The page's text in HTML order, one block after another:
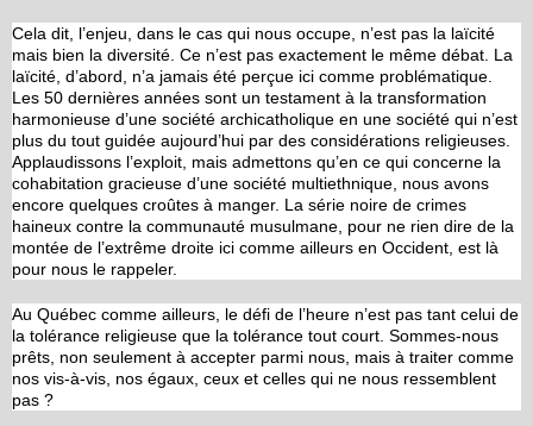
Cela dit, l’enjeu, dans le cas qui nous occupe, n’est pas la laïcité
mais bien la diversité. Ce n’est pas exactement le même débat. La
laïcité, d’abord, n’a jamais été perçue ici comme problématique.
Les 50 dernières années sont un testament à la transformation
harmonieuse d’une société archicatholique en une société qui n’est
plus du tout guidée aujourd’hui par des considérations religieuses.
Applaudissons l’exploit, mais admettons qu’en ce qui concerne la
cohabitation gracieuse d’une société multiethnique, nous avons
encore quelques croûtes à manger. La série noire de crimes
haineux contre la communauté musulmane, pour ne rien dire de la
montée de l’extrême droite ici comme ailleurs en Occident, est là
pour nous le rappeler.
Au Québec comme ailleurs, le défi de l’heure n’est pas tant celui de
la tolérance religieuse que la tolérance tout court. Sommes-nous
prêts, non seulement à accepter parmi nous, mais à traiter comme
nos vis-à-vis, nos égaux, ceux et celles qui ne nous ressemblent
pas ?